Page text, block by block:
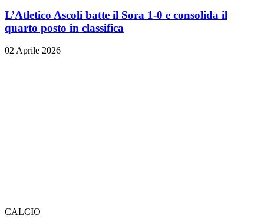
L’Atletico Ascoli batte il Sora 1-0 e consolida il
quarto posto in classifica
02 Aprile 2026
CALCIO